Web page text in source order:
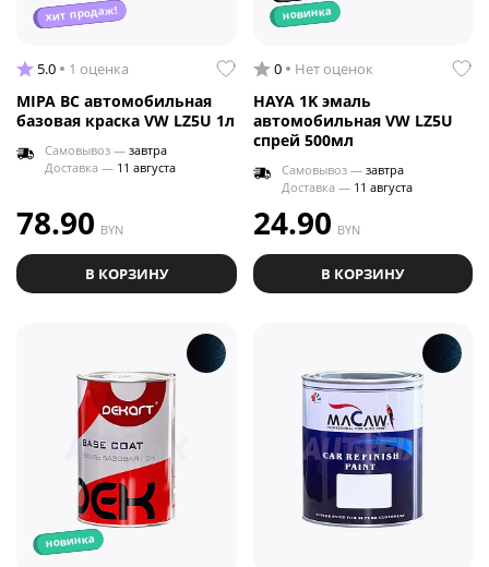
хит продаж!
5.0 1 оценка
MIPA BC автомобильная
базовая краска VW LZ5U 1л
Самовывоз — завтра
Доставка — 11 августа
78.90 BYN
В КОРЗИНУ
новинка
0 Нет оценок
HAYA 1K эмаль
автомобильная VW LZ5U
спрей 500мл
Самовывоз — завтра
Доставка — 11 августа
24.90 BYN
В КОРЗИНУ
новинка